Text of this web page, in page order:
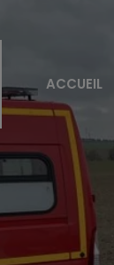
ACCUEIL